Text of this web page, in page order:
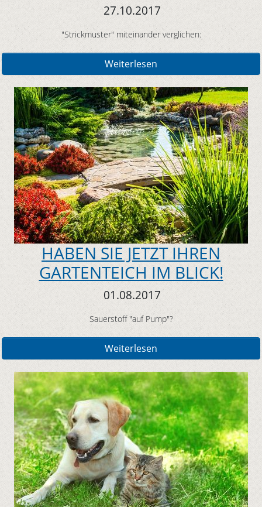
27.10.2017
"Strickmuster" miteinander verglichen:
Weiterlesen
HABEN SIE JETZT IHREN
GARTENTEICH IM BLICK!
01.08.2017
Sauerstoff "auf Pump"?
Weiterlesen